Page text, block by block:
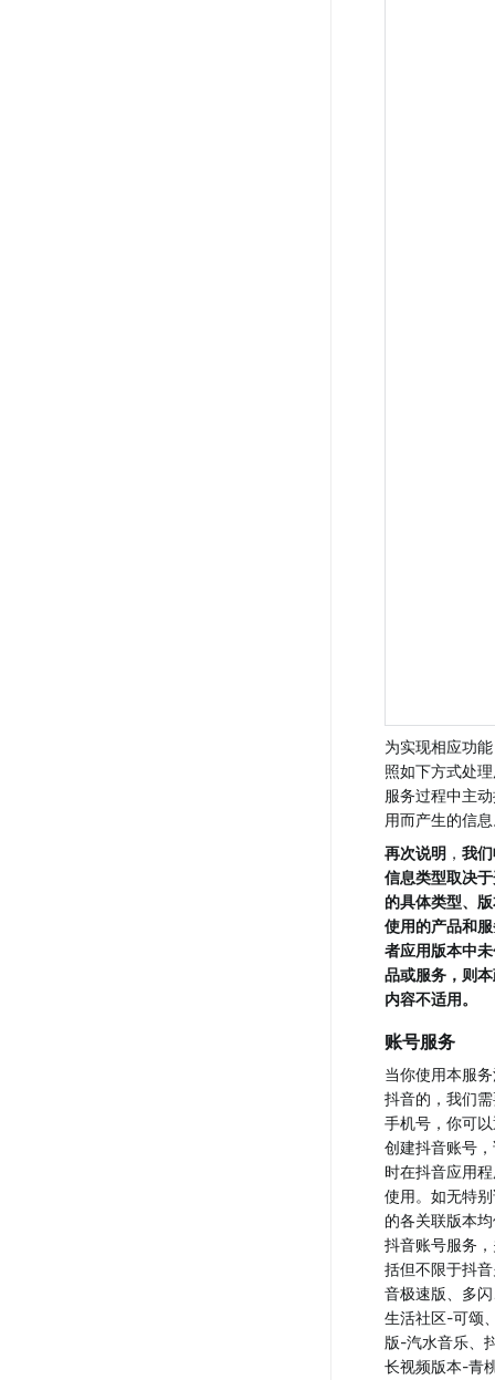
为实现相应功
照如下方式处
服务过程中主
用而产生的信
再次说明 ， 我
信息类型取决
的具体类型、
使用的产品和
者应用版本中
品或服务，则
内容不适用。
账号服务
当你使用本服
抖音的，我们
手机号，你可
创建抖音账号
时在抖音应用
使用。如无特
的各关联版本
抖音账号服务
括但不限于抖
音极速版、多
生活社区-可颂
版-汽水音乐、
长视频版本-青